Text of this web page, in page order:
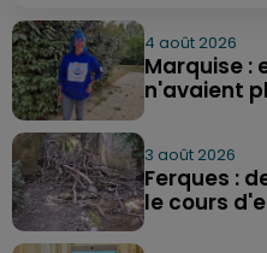
4 août 2026
Marquise :
n'avaient
3 août 2026
Ferques :
le cours